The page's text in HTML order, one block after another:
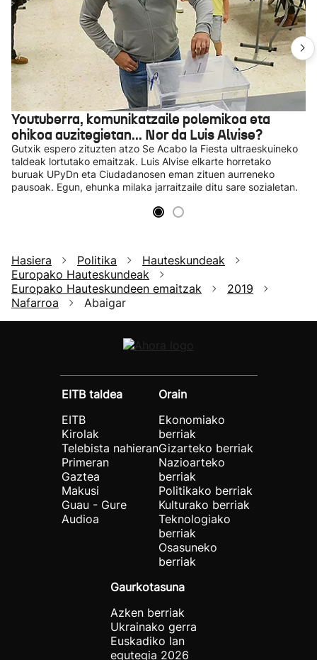
Youtuberra, komunikatzaile polemikoa eta
ohikoa auzitegietan... Nor da Luis Alvise?
Gutxik espero zituzten atzo Se Acabo la Fiesta ultraeskuineko
taldeak lortutako emaitzak. Luis Alvise elkarte horretako
buruak UPyDn eta Ciudadanosen eman zituen aurreneko
pausoak. Egun, ehunka milaka jarraitzaile ditu sare sozialetan.
Hasiera Politika
Hauteskundeak
Europako Hauteskundeak
Europako Hauteskundeen emaitzak
2019
Nafarroa
Abaigar
EITB taldea
EITB
Kirolak
Telebista nahieran
Primeran
Gaztea
Makusi
Guau - Gure
Audioa
Orain
Ekonomiako
berriak
Gizarteko berriak
Nazioarteko
berriak
Politikako berriak
Kulturako berriak
Teknologiako
berriak
Osasuneko
berriak
Gaurkotasuna
Azken berriak
Ukrainako gerra
Euskadiko lan
egutegia 2026